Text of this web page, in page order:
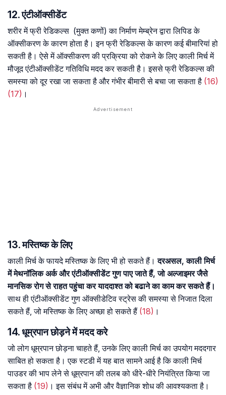
12. एंटीऑक्सीडेंट
शरीर में फ्री रेडिकल्स (मुक्त कणों) का निर्माण मेम्ब्रेन द्वारा लिपिड के
ऑक्सीकरण के कारण होता है। इन फ्री रेडिकल्स के कारण कई बीमारियां हो
सकती है। ऐसे में ऑक्सीकरण की प्रक्रिया को रोकने के लिए काली मिर्च में
मौजूद एंटीऑक्सीडेंट गतिविधि मदद कर सकती है। इससे फ्री रेडिकल्स की
समस्या को दूर रखा जा सकता है और गंभीर बीमारी से बचा जा सकता है (16)
(17) ।
13. मस्तिष्क के लिए
काली मिर्च के फायदे मस्तिष्क के लिए भी हो सकते हैं।दरअसल, काली मिर्च
में मेथनॉलिक अर्क और एंटीऑक्सीडेंट गुण पाए जाते हैं, जो अल्जाइमर जैसे
मानसिक रोग से राहत पहुंचा कर याददाश्त को बढाने का काम कर सकते हैं।
साथ ही एंटीऑक्सीडेंट गुण ऑक्सीडेटिव स्ट्रेस की समस्या से निजात दिला
सकते हैं, जो मस्तिष्क के लिए अच्छा हो सकते हैं (18) ।
14. धूम्रपान छोड़ने में मदद करे
जो लोग धूम्रपान छोड़ना चाहते हैं, उनके लिए काली मिर्च का उपयोग मददगार
साबित हो सकता है। एक स्टडी में यह बात सामने आई है कि काली मिर्च
पाउडर की भाप लेने से धूम्रपान की तलब को धीरे-धीरे नियंत्रित किया जा
सकता है (19) । इस संबंध में अभी और वैज्ञानिक शोध की आवश्यकता है।